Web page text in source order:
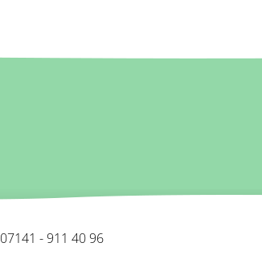
07141 - 911 40 96